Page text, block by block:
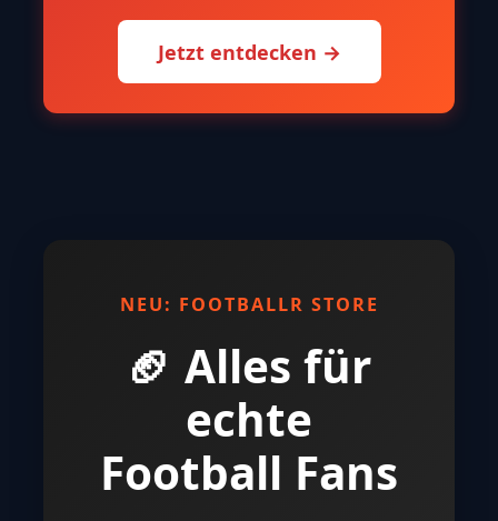
Jetzt entdecken →
NEU: FOOTBALLR STORE
🏈 Alles für
echte
Football Fans